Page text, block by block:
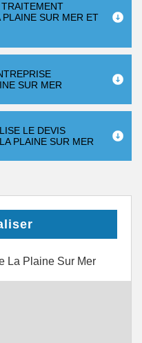
SUR MER ET
SUR MER
LE DEVIS
PLAINE SUR MER
La Plaine Sur Mer